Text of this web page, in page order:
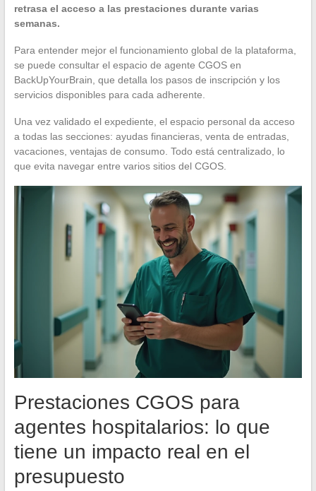
retrasa el acceso a las prestaciones durante varias
semanas.
Para entender mejor el funcionamiento global de la plataforma,
se puede consultar el espacio de agente CGOS en
BackUpYourBrain, que detalla los pasos de inscripción y los
servicios disponibles para cada adherente.
Una vez validado el expediente, el espacio personal da acceso
a todas las secciones: ayudas financieras, venta de entradas,
vacaciones, ventajas de consumo. Todo está centralizado, lo
que evita navegar entre varios sitios del CGOS.
Prestaciones CGOS para
agentes hospitalarios: lo que
tiene un impacto real en el
presupuesto